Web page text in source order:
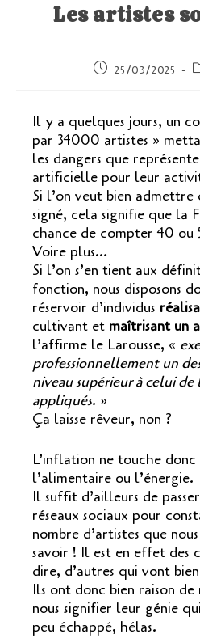
Les artistes
Publication
25/03/2025
Il y a quelques jours, un
par 34000 artistes »
les dangers que
artificielle pour leur
Si l’on veut bien admettre
signé, cela signifie que la
chance de compter 40
Voire plus…
Si l’on s’en tient aux
fonction, nous disposons
réservoir d’individus
cultivant et maîtrisant un
l’affirme le Larousse, «
professionnellement un
niveau supérieur à celui de
appliqués. »
Ça laisse rêveur, non ?
L’inflation ne touche donc
l’alimentaire ou l’énergie.
Il suffit d’ailleurs de
réseaux sociaux pour
nombre d’artistes que
savoir ! Il est en effet des
dire, d’autres qui vont
Ils ont donc bien raison
nous signifier leur génie
peu échappé, hélas.